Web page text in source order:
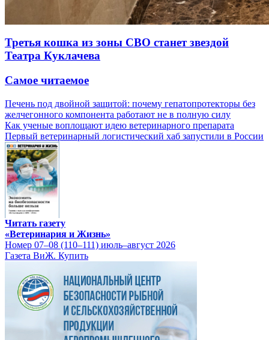
Третья кошка из зоны СВО станет звездой
Театра Куклачева
Самое читаемое
Печень под двойной защитой: почему гепатопротекторы без
желчегонного компонента работают не в полную силу
Как ученые воплощают идею ветеринарного препарата
Первый ветеринарный логистический хаб запустили в России
Читать газету
«Ветеринария и Жизнь»
Номер 07–08 (110–111) июль–август 2026
Газета ВиЖ. Купить